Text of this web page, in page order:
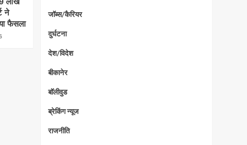
ने
फैसला
जॉब्स/कैरियर
दुर्घटना
देश/विदेश
बीकानेर
बॉलीवुड
ब्रेकिंग न्यूज
राजनीति